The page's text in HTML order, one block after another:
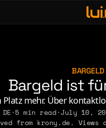
Nerdom & Games
Personal Lore
Politics & Ideology
Bargeld ist
mehr. Über
DE·5 min read·July 10,
from krony.de.